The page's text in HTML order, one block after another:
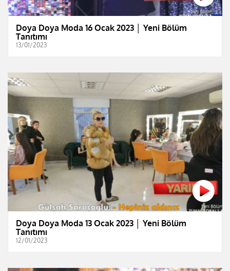
Doya Doya Moda 16 Ocak 2023 │ Yeni Bölüm
Tanıtımı
13/01/2023
Doya Doya Moda 13 Ocak 2023 │ Yeni Bölüm
Tanıtımı
12/01/2023